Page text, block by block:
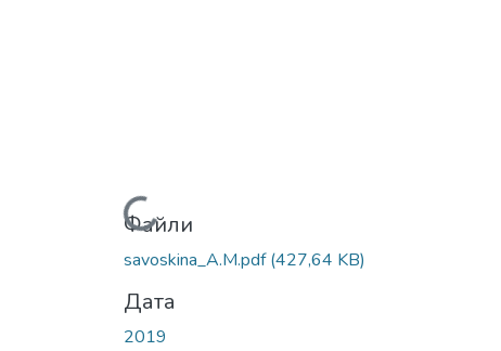
Вантажиться...
Файли
savoskina_A.M.pdf(427,64 KB)
Дата
2019